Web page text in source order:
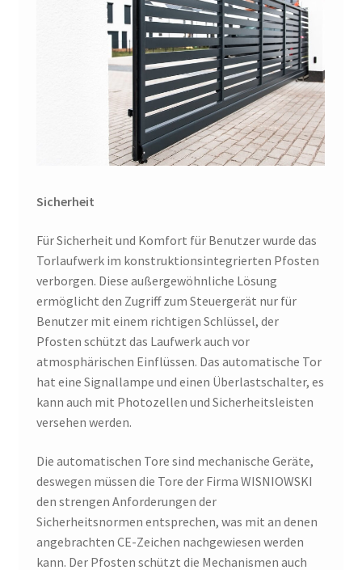
Sicherheit
Für Sicherheit und Komfort für Benutzer wurde das
Torlaufwerk im konstruktionsintegrierten Pfosten
verborgen. Diese außergewöhnliche Lösung
ermöglicht den Zugriff zum Steuergerät nur für
Benutzer mit einem richtigen Schlüssel, der
Pfosten schützt das Laufwerk auch vor
atmosphärischen Einflüssen. Das automatische Tor
hat eine Signallampe und einen Überlastschalter, es
kann auch mit Photozellen und Sicherheitsleisten
versehen werden.
Die automatischen Tore sind mechanische Geräte,
deswegen müssen die Tore der Firma WISNIOWSKI
den strengen Anforderungen der
Sicherheitsnormen entsprechen, was mit an denen
angebrachten CE-Zeichen nachgewiesen werden
kann. Der Pfosten schützt die Mechanismen auch